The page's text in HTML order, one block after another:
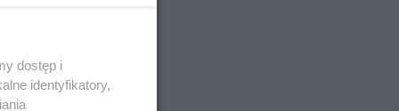
dostęp i
identyfikatory,